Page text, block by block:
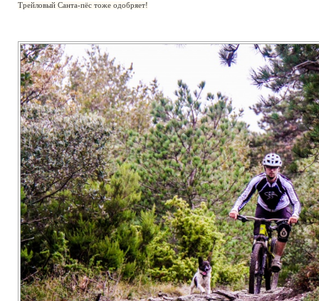
Трейловый Санта-пёс тоже одобряет!